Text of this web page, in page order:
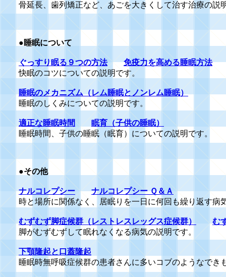
骨延長、歯列矯正など、あごを大きくして治す治療の説
●睡眠について
ぐっすり眠る９つの方法
免疫力を高める睡眠方法
快眠のコツについての説明です。
睡眠のメカニズム（レム睡眠とノンレム睡眠）
睡眠のしくみについての説明です。
適正な睡眠時間
眠育（子供の睡眠）
睡眠時間、子供の睡眠（眠育）についての説明です。
●その他
ナルコレプシー
ナルコレプシー Ｑ＆Ａ
時と場所に関係なく、居眠りを一日に何回も繰り返す病
むずむず脚症候群（レストレスレッグス症候群）
む
脚がむずむずして眠れなくなる病気の説明です。
下顎隆起と口蓋隆起
睡眠時無呼吸症候群の患者さんに多いコブのようなでき